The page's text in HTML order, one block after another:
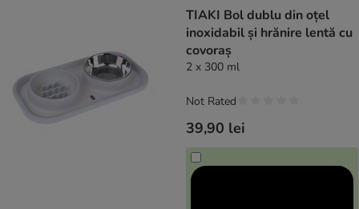
TIAKI Bol dublu din oțel
inoxidabil și hrănire lentă cu
covoraș
2 x 300 ml
39,90 lei
Not Rated